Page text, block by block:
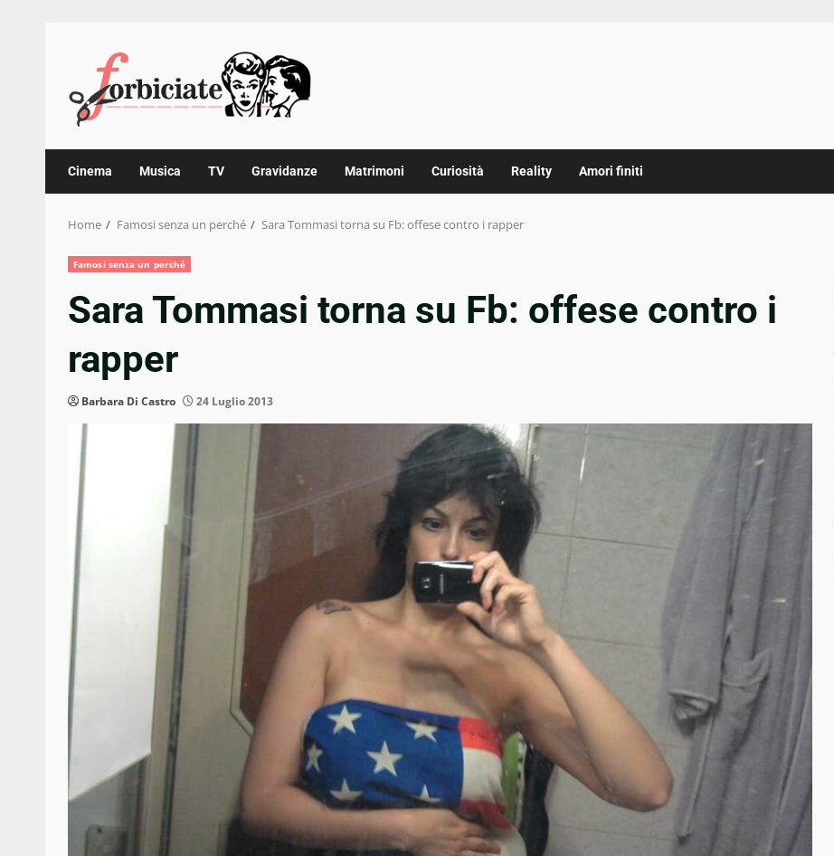
content
Cinema Musica TV Gravidanze Matrimoni Curiosità Reality Amori finiti
Home Famosi senza un perché Sara Tommasi torna su Fb: offese contro i rapper
Famosi senza un perché
Sara Tommasi torna su Fb: offese contro i
rapper
Barbara Di Castro 24 Luglio 2013